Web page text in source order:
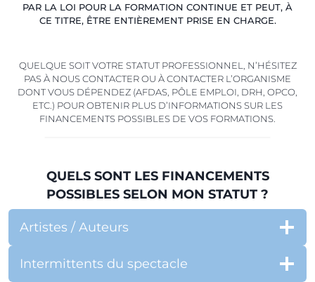
PAR LA LOI POUR LA FORMATION CONTINUE ET PEUT, À
CE TITRE, ÊTRE ENTIÈREMENT PRISE EN CHARGE.
QUELQUE SOIT VOTRE STATUT PROFESSIONNEL, N’HÉSITEZ
PAS À NOUS CONTACTER OU À CONTACTER L’ORGANISME
DONT VOUS DÉPENDEZ (AFDAS, PÔLE EMPLOI, DRH, OPCO,
ETC.) POUR OBTENIR PLUS D’INFORMATIONS SUR LES
FINANCEMENTS POSSIBLES DE VOS FORMATIONS.
QUELS SONT LES FINANCEMENTS
POSSIBLES SELON MON STATUT ?
Artistes / Auteurs
Intermittents du spectacle